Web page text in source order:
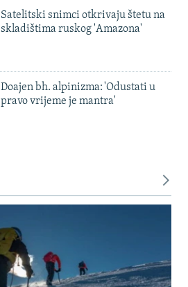
Satelitski snimci otkrivaju štetu na
skladištima ruskog 'Amazona'
Doajen bh. alpinizma: 'Odustati u
pravo vrijeme je mantra'